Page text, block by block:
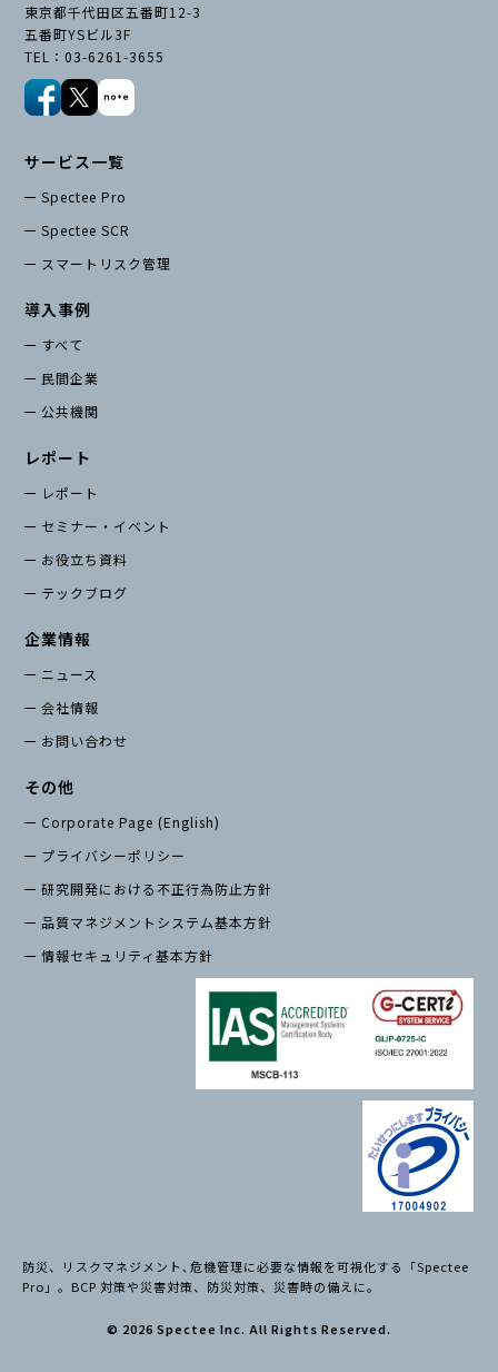
東京都千代田区五番町12-3
五番町YSビル3F
TEL：03-6261-3655
サービス一覧
Spectee Pro
Spectee SCR
スマートリスク管理
導入事例
すべて
民間企業
公共機関
レポート
レポート
セミナー・イベント
お役立ち資料
テックブログ
企業情報
ニュース
会社情報
お問い合わせ
その他
Corporate Page (English)
プライバシーポリシー
研究開発における不正行為防止方針
品質マネジメントシステム基本方針
情報セキュリティ基本方針
防災、リスクマネジメント､危機管理に必要な情報を可視化する「Spectee
Pro」。BCP 対策や災害対策、防災対策、災害時の備えに。
© 2026 Spectee Inc. All Rights Reserved.